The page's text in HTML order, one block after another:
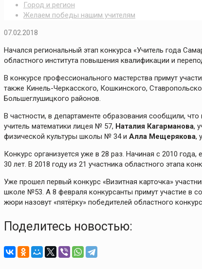
Город и регион
Желаем победы нашим учителям
07.02.2018
Начался региональный этап конкурса «Учитель года
областного института повышения квалификации и
В конкурсе профессионального мастерства примут
также Кинель-Черкасского, Кошкинского,
Большеглушицкого районов.
В частности, в департаменте образования сообщили,
учитель математики лицея № 57, Наталия Кагарманова,
физической культуры школы № 34 и Алла Мещерякова,
Конкурс организуется уже в 28 раз. Начиная с 2010
30 лет. В 2018 году из 21 участника областного этапа
Уже прошел первый конкурс «Визитная карточка»
школе №53. А 8 февраля конкурсанты примут участие в
жюри назовут «пятёрку» победителей областного
Поделитесь новостью: